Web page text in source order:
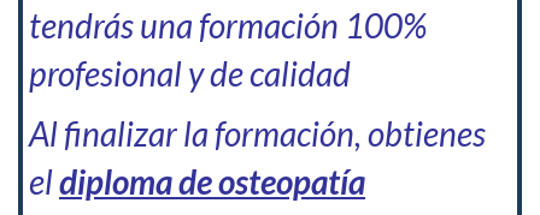
tendrás una formación 100%
profesional y de calidad
Al finalizar la formación, obtienes
eldiploma de osteopatía